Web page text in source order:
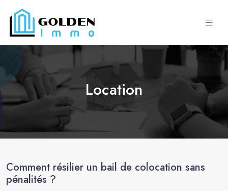
Location
Comment résilier un bail de colocation sans
pénalités ?